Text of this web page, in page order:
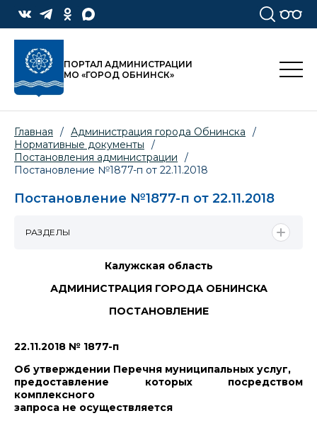
ПОРТАЛ АДМИНИСТРАЦИИ
МО «ГОРОД ОБНИНСК»
Главная / Администрация города Обнинска
/
Нормативные документы
/
Постановления администрации
/
Постановление №1877-п от 22.11.2018
Постановление №1877-п от 22.11.2018
Калужская область
АДМИНИСТРАЦИЯ ГОРОДА ОБНИНСКА
ПОСТАНОВЛЕНИЕ
22.11.2018 № 1877-п
Об утверждении Перечня муниципальных услуг,
предоставление которых посредством
комплексного
запроса не осуществляется
РАЗДЕЛЫ